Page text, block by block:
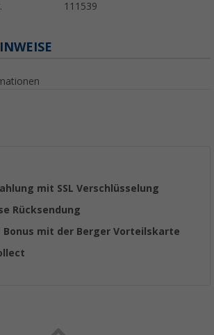
111539
mit SSL Verschlüsselung
Rücksendung
Bonus mit der Berger Vorteilskarte